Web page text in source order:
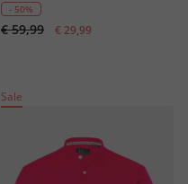
kraag, tot 8XL
- 50%
€ 59,99 € 29,99
Sale